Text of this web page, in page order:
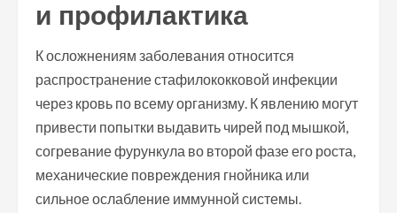
и профилактика
К осложнениям заболевания относится
распространение стафилококковой инфекции
через кровь по всему организму. К явлению могут
привести попытки выдавить чирей под мышкой,
согревание фурункула во второй фазе его роста,
механические повреждения гнойника или
сильное ослабление иммунной системы.